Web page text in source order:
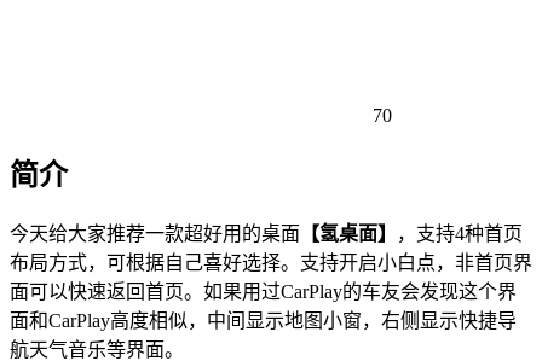
70
简介
今天给大家推荐一款超好用的桌面 【氢桌面】
，支持4种首页
布局方式，可根据自己喜好选择。支持开启小白点，非首页界
面可以快速返回首页。如果用过CarPlay的车友会发现这个界
面和CarPlay高度相似，中间显示地图小窗，右侧显示快捷导
航天气音乐等界面。